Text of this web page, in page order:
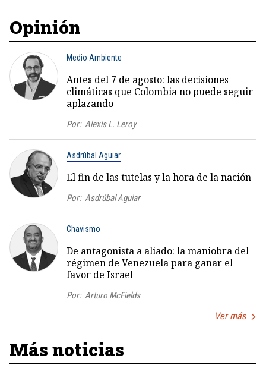
Opinión
Medio Ambiente
Antes del 7 de agosto: las decisiones
climáticas que Colombia no puede seguir
aplazando
Por: Alexis L. Leroy
Asdrúbal Aguiar
El fin de las tutelas y la hora de la nación
Por: Asdrúbal Aguiar
Chavismo
De antagonista a aliado: la maniobra del
régimen de Venezuela para ganar el
favor de Israel
Por: Arturo McFields
Ver más
Más noticias